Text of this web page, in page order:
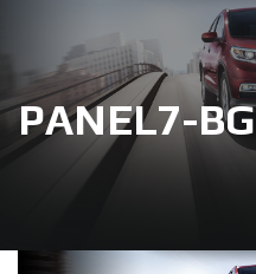
PANEL7-BG